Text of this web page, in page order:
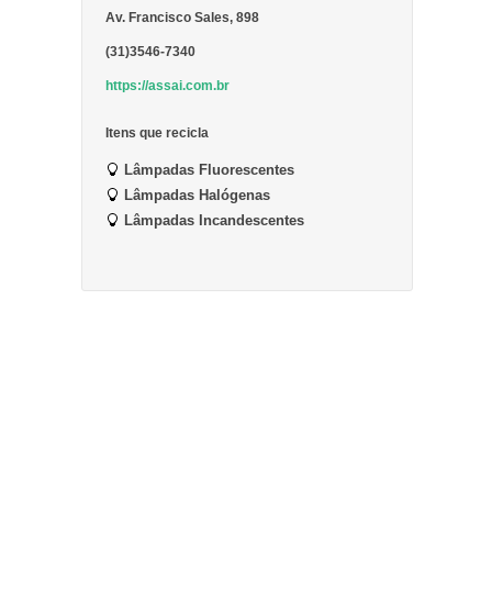
Av. Francisco Sales, 898
(31)3546-7340
https://assai.com.br
Itens que recicla
Lâmpadas Fluorescentes
Lâmpadas Halógenas
Lâmpadas Incandescentes